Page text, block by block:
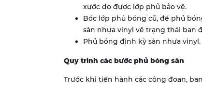
xước do được lớp phủ bảo vệ.
Bóc lớp phủ bóng cũ, để phủ
sàn nhựa vinyl về trạng thái ban
Phủ bóng định kỳ sàn nhựa vinyl.
Quy trình các bước phủ bóng sàn
Trước khi tiến hành các công đoạn,